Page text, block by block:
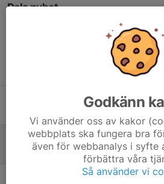
Dela nyhet
Född 2018 och vill testa på
23 sep 2024
Född 2016-2017 och sugen
Godkänn
Vi använder oss av kakor
webbplats ska fungera bra
även för webbanalys i syfte
förbättra våra
Så använder vi